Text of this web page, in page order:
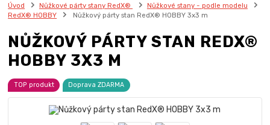
Úvod Nůžkové párty stany RedX®
Nůžkové stany - podle modelu
RedX® HOBBY
Nůžkový párty stan RedX® HOBBY 3x3 m
NŮŽKOVÝ PÁRTY STAN REDX®
HOBBY 3X3 M
TOP produkt Doprava ZDARMA